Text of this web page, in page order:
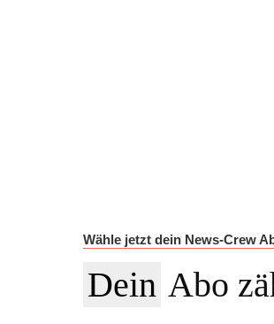
Wähle jetzt dein News-Crew
Dein Abo